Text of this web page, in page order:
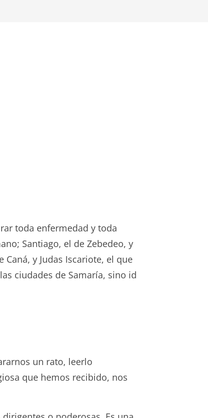
toda enfermedad y toda
Santiago, el de Zebedeo, y
y Judas Iscariote, el que
ciudades de Samaría, sino id
un rato, leerlo
que hemos recibido, nos